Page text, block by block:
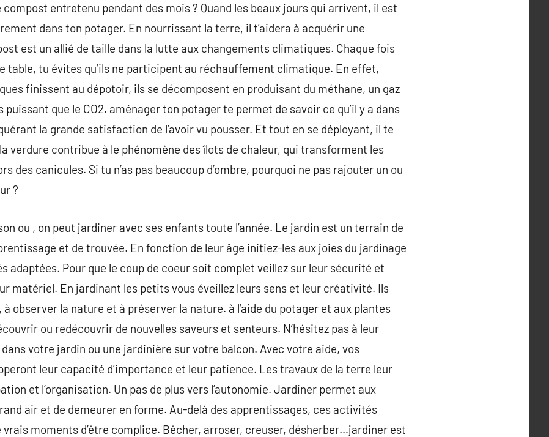
entretenu pendant des mois ? Quand les beaux jours qui arrivent, il est
dans ton potager. En nourrissant la terre, il t’aidera à acquérir une
est un allié de taille dans la lutte aux changements climatiques. Chaque fois
table, tu évites qu’ils ne participent au réchauffement climatique. En effet,
finissent au dépotoir, ils se décomposent en produisant du méthane, un gaz
que le CO2. aménager ton potager te permet de savoir ce qu’il y a dans
la grande satisfaction de l’avoir vu pousser. Et tout en se déployant, il te
verdure contribue à le phénomène des îlots de chaleur, qui transforment les
des canicules. Si tu n’as pas beaucoup d’ombre, pourquoi ne pas rajouter un ou
?
ou , on peut jardiner avec ses enfants toute l’année. Le jardin est un terrain de
et de trouvée. En fonction de leur âge initiez-les aux joies du jardinage
adaptées. Pour que le coup de coeur soit complet veillez sur leur sécurité et
matériel. En jardinant les petits vous éveillez leurs sens et leur créativité. Ils
observer la nature et à préserver la nature. à l’aide du potager et aux plantes
ou redécouvrir de nouvelles saveurs et senteurs. N’hésitez pas à leur
votre jardin ou une jardinière sur votre balcon. Avec votre aide, vos
leur capacité d’importance et leur patience. Les travaux de la terre leur
et l’organisation. Un pas de plus vers l’autonomie. Jardiner permet aux
air et de demeurer en forme. Au-delà des apprentissages, ces activités
moments d’être complice. Bêcher, arroser, creuser, désherber…jardiner est